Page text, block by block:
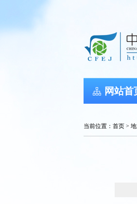
网站首
当前位置： 首页 >